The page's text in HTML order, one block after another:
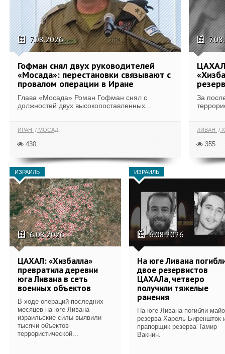
7.08.2026
Гофман снял двух руководителей
«Мосада»: перестановки связывают с
провалом операции в Иране
Глава «Мосада» Роман Гофман снял с
должностей двух высокопоставленных...
ИРАН МОСАД
430
ЦАХАЛ
За
ЛИВАН
355
ИЗРАИЛЬ
6.08.2026
ЦАХАЛ: «Хизбалла»
превратила деревни
юга Ливана в сеть
военных объектов
В ходе операций последних
месяцев на юге Ливана
израильские силы выявили
тысячи объектов
террористической...
ИЗРАИЛЬ
6.08.2026
На юге Ливана
двое резервистов
ЦАХАЛа, четверо
получили тяжелые
ранения
На юге Ливана погибли
резерва Харель Биреншток
прапорщик резерва Тамир
Вакнин.